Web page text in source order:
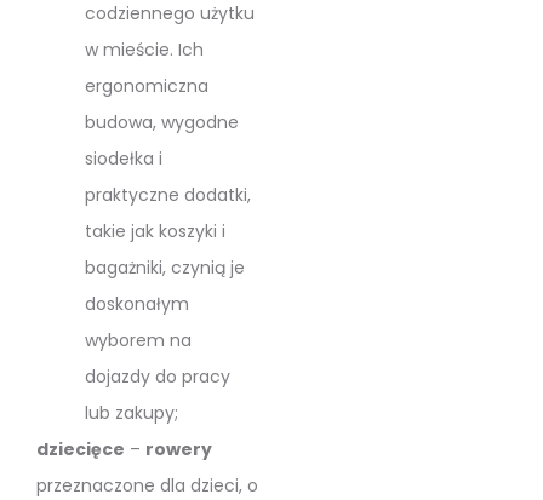
codziennego użytku
w mieście. Ich
ergonomiczna
budowa, wygodne
siodełka i
praktyczne dodatki,
takie jak koszyki i
bagażniki, czynią je
doskonałym
wyborem na
dojazdy do pracy
lub zakupy;
dziecięce – rowery
przeznaczone dla dzieci, o